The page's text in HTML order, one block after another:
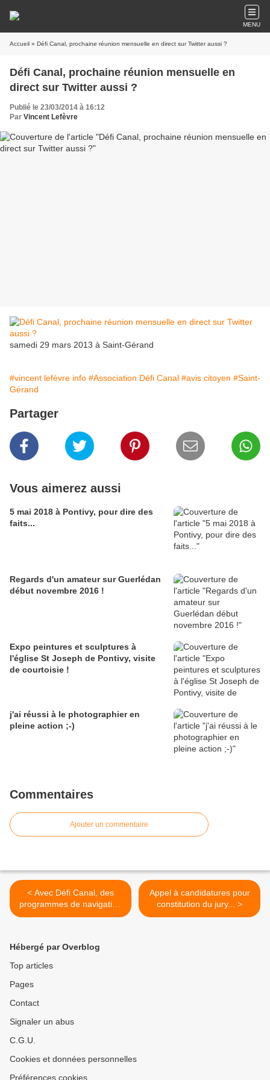
MENU
Accueil » Défi Canal, prochaine réunion mensuelle en direct sur Twitter aussi ?
Défi Canal, prochaine réunion mensuelle en
direct sur Twitter aussi ?
Publié le 23/03/2014 à 16:12
Par Vincent Lefèvre
samedi 29 mars 2013 à Saint-Gérand
#vincent lefèvre info #Association Défi Canal #avis citoyen #Saint-
Gérand
Partager
Vous aimerez aussi
5 mai 2018 à Pontivy, pour dire des
faits...
Regards d'un amateur sur Guerlédan
début novembre 2016 !
Expo peintures et sculptures à
l'église St Joseph de Pontivy, visite
de courtoisie !
j'ai réussi à le photographier en
pleine action ;-)
Commentaires
Ajouter un commentaire
< Avec Défi Canal, des
programmes de navigation
rivières et mer à organiser..
Appel à candidatures pour
constitution du jury... >
Hébergé par Overblog
Top articles
Pages
Contact
Signaler un abus
C.G.U.
Cookies et données personnelles
Préférences cookies